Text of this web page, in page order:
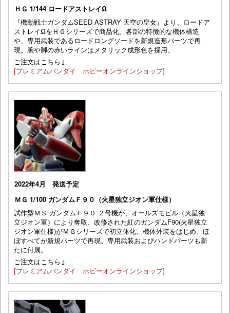
ＨＧ 1/144 ロードアストレイΩ
『機動戦士ガンダムSEED ASTRAY 天空の皇女』より、ロードア
ストレイΩをＨＧシリーズで商品化。各部の特徴的な機体構造
や、専用武装であるロードロングソードを新規造形パーツで再
現。腕や脚の赤いラインはメタリック成形色を採用。
ご注文はこちら↓
[プレミアムバンダイ ホビーオンラインショップ]
2022年4月 発送予定
ＭＧ 1/100 ガンダムＦ９０（火星独立ジオン軍仕様）
試作型ＭＳ ガンダムＦ９０ ２号機が、オールズモビル（火星独
立ジオン軍）により奪取、改修された紅のガンダムF90(火星独立
ジオン軍仕様)がＭＧシリーズで初立体化。機体外装をはじめ、ほ
ぼすべてが新規パーツで再現。専用武装およびハンドパーツも新
たに付属。
ご注文はこちら↓
[プレミアムバンダイ ホビーオンラインショップ]